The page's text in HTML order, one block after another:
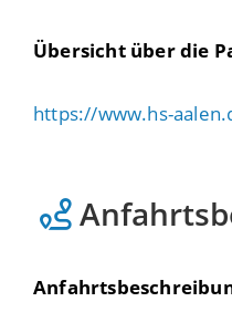
Übersicht über die
https://www.hs-